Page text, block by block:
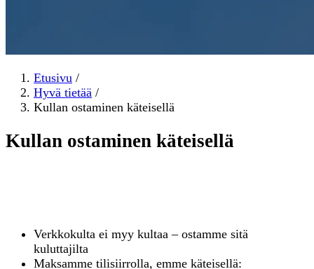
Etusivu /
Hyvä tietää /
Kullan ostaminen käteisellä
Kullan ostaminen käteisellä
Verkkokulta ei myy kultaa – ostamme sitä
kuluttajilta
Maksamme tilisiirrolla, emme käteisellä: